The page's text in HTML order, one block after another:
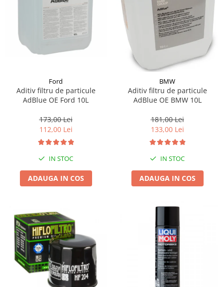
Ford
Aditiv filtru de particule
AdBlue OE Ford 10L
173,00 Lei
112,00 Lei
IN STOC
ADAUGA IN COS
BMW
Aditiv filtru de particule
AdBlue OE BMW 10L
181,00 Lei
133,00 Lei
IN STOC
ADAUGA IN COS